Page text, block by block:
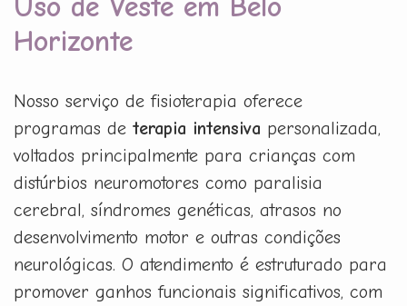
Uso de Veste em Belo
Horizonte
Nosso serviço de fisioterapia oferece
programas de terapia intensiva personalizada,
voltados principalmente para crianças com
distúrbios neuromotores como paralisia
cerebral, síndromes genéticas, atrasos no
desenvolvimento motor e outras condições
neurológicas. O atendimento é estruturado para
promover ganhos funcionais significativos, com